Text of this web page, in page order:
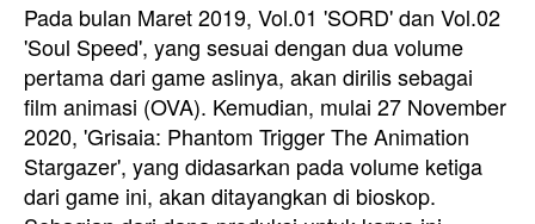
Pada bulan Maret 2019, Vol.01 'SORD' dan Vol.02
'Soul Speed', yang sesuai dengan dua volume
pertama dari game aslinya, akan dirilis sebagai
film animasi (OVA). Kemudian, mulai 27 November
2020, 'Grisaia: Phantom Trigger The Animation
Stargazer', yang didasarkan pada volume ketiga
dari game ini, akan ditayangkan di bioskop.